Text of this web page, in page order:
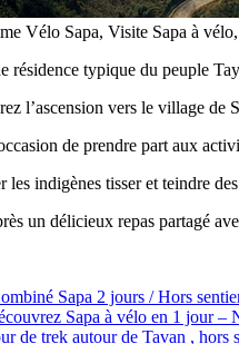
Vélo Sapa, Visite Sapa à
résidence typique du peuple
l’ascension vers le village
de prendre part aux
les indigènes tisser et teindre
un délicieux repas partagé
Sapa 2 jours / Hors
Sapa à vélo en 1 jour –
de trek autour de Tavan , hors